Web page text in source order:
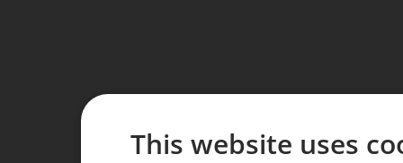
This website uses